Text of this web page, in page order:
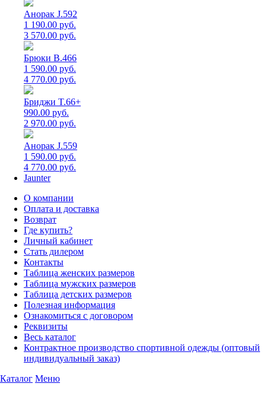
Анорак J.592
1 190.00 руб.
3 570.00 руб.
Брюки B.466
1 590.00 руб.
4 770.00 руб.
Бриджи T.66+
990.00 руб.
2 970.00 руб.
Анорак J.559
1 590.00 руб.
4 770.00 руб.
Jaunter
О компании
Оплата и доставка
Возврат
Где купить?
Личный кабинет
Стать дилером
Контакты
Таблица женских размеров
Таблица мужских размеров
Таблица детских размеров
Полезная информация
Ознакомиться с договором
Реквизиты
Весь каталог
Контрактное производство спортивной одежды (оптовый
индивидуальный заказ)
Каталог Меню